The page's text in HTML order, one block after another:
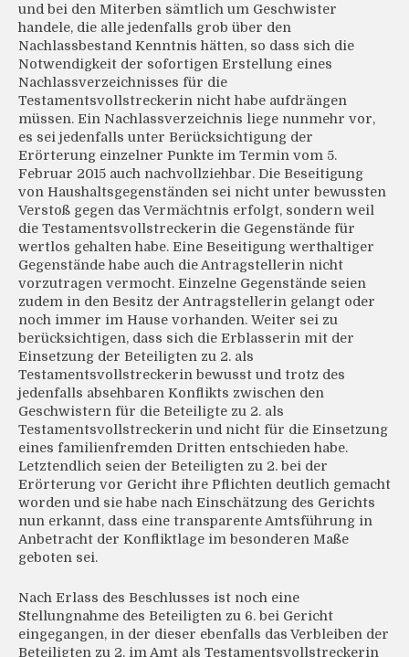
und bei den Miterben sämtlich um Geschwister
handele, die alle jedenfalls grob über den
Nachlassbestand Kenntnis hätten, so dass sich die
Notwendigkeit der sofortigen Erstellung eines
Nachlassverzeichnisses für die
Testamentsvollstreckerin nicht habe aufdrängen
müssen. Ein Nachlassverzeichnis liege nunmehr vor,
es sei jedenfalls unter Berücksichtigung der
Erörterung einzelner Punkte im Termin vom 5.
Februar 2015 auch nachvollziehbar. Die Beseitigung
von Haushaltsgegenständen sei nicht unter bewussten
Verstoß gegen das Vermächtnis erfolgt, sondern weil
die Testamentsvollstreckerin die Gegenstände für
wertlos gehalten habe. Eine Beseitigung werthaltiger
Gegenstände habe auch die Antragstellerin nicht
vorzutragen vermocht. Einzelne Gegenstände seien
zudem in den Besitz der Antragstellerin gelangt oder
noch immer im Hause vorhanden. Weiter sei zu
berücksichtigen, dass sich die Erblasserin mit der
Einsetzung der Beteiligten zu 2. als
Testamentsvollstreckerin bewusst und trotz des
jedenfalls absehbaren Konflikts zwischen den
Geschwistern für die Beteiligte zu 2. als
Testamentsvollstreckerin und nicht für die Einsetzung
eines familienfremden Dritten entschieden habe.
Letztendlich seien der Beteiligten zu 2. bei der
Erörterung vor Gericht ihre Pflichten deutlich gemacht
worden und sie habe nach Einschätzung des Gerichts
nun erkannt, dass eine transparente Amtsführung in
Anbetracht der Konfliktlage im besonderen Maße
geboten sei.
Nach Erlass des Beschlusses ist noch eine
Stellungnahme des Beteiligten zu 6. bei Gericht
eingegangen, in der dieser ebenfalls das Verbleiben der
Beteiligten zu 2. im Amt als Testamentsvollstreckerin